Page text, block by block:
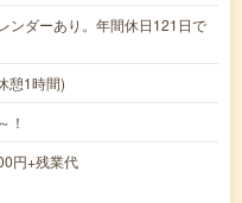
ダーあり。年間休日121日で
憩1時間)
！
円+残業代